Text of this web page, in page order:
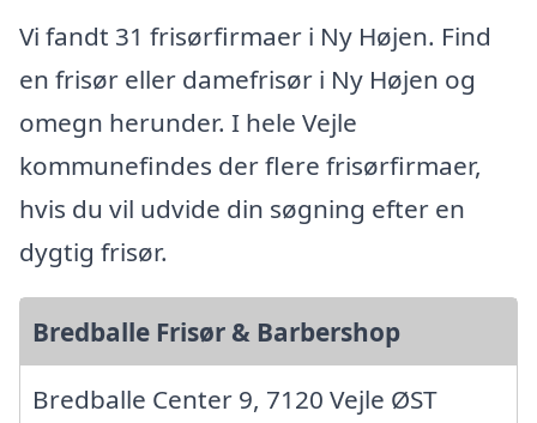
Vi fandt 31 frisørfirmaer i Ny Højen. Find
en frisør eller damefrisør i Ny Højen og
omegn herunder. I hele Vejle
kommunefindes der flere frisørfirmaer,
hvis du vil udvide din søgning efter en
dygtig frisør.
Bredballe Frisør & Barbershop
Bredballe Center 9, 7120 Vejle ØST